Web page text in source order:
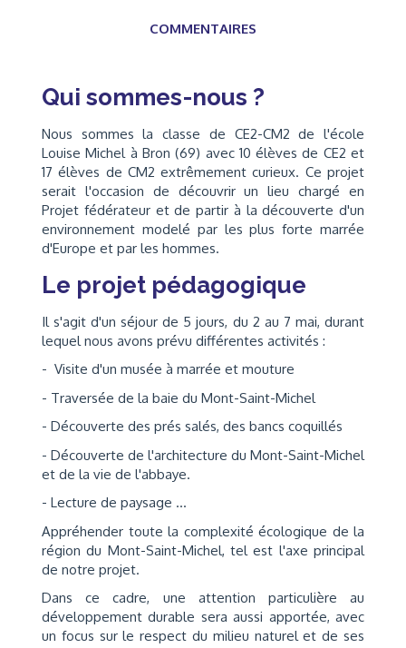
COMMENTAIRES
Qui sommes-nous ?
Nous sommes la classe de CE2-CM2 de l'école
Louise Michel à Bron (69) avec 10 élèves de CE2 et
17 élèves de CM2 extrêmement curieux. Ce projet
serait l'occasion de découvrir un lieu chargé en
Projet fédérateur et de partir à la découverte d'un
environnement modelé par les plus forte marrée
d'Europe et par les hommes.
Le projet pédagogique
Il s'agit d'un séjour de 5 jours, du 2 au 7 mai, durant
lequel nous avons prévu différentes activités :
- Visite d'un musée à marrée et mouture
- Traversée de la baie du Mont-Saint-Michel
- Découverte des prés salés, des bancs coquillés
- Découverte de l'architecture du Mont-Saint-Michel
et de la vie de l'abbaye.
- Lecture de paysage ...
Appréhender toute la complexité écologique de la
région du Mont-Saint-Michel, tel est l'axe principal
de notre projet.
Dans ce cadre, une attention particulière au
développement durable sera aussi apportée, avec
un focus sur le respect du milieu naturel et de ses